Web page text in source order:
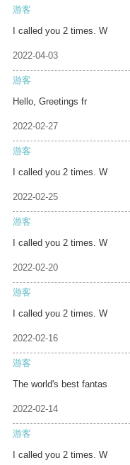
游客
I called you 2 times. W
2022-04-03
游客
Hello, Greetings fr
2022-02-27
游客
I called you 2 times. W
2022-02-25
游客
I called you 2 times. W
2022-02-20
游客
I called you 2 times. W
2022-02-16
游客
The world's best fantas
2022-02-14
游客
I called you 2 times. W